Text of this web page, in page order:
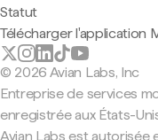
Statut
Télécharger l'application
© 2026 Avian Labs, Inc
Entreprise de services
enregistrée aux États-
Avian Labs est autorisée